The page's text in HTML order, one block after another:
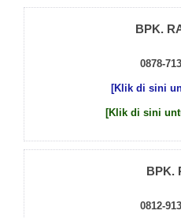
BPK.
0878-
[Klik di sini
[Klik di sini
BPK.
0812-